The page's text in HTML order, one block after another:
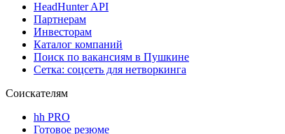
HeadHunter API
Партнерам
Инвесторам
Каталог компаний
Поиск по вакансиям в Пушкине
Сетка: соцсеть для нетворкинга
Соискателям
hh PRO
Готовое резюме